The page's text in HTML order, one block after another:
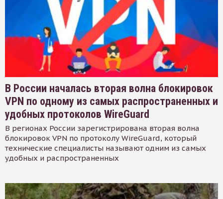
В России началась вторая волна блокировок
VPN по одному из самых распространенных и
удобных протоколов WireGuard
В регионах России зарегистрирована вторая волна
блокировок VPN по протоколу WireGuard, который
технические специалисты называют одним из самых
удобных и распространенных